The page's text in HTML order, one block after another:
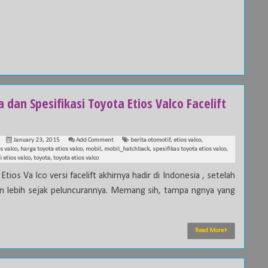
dan Spesifikasi Toyota Etios Valco Facelift
January 23, 2015 Add Comment berita otomotif,etios valco,
valco, harga toyota etios valco, mobil , mobil_hatchback, spesifikas toyota etios valco,
etios valco,toyota,toyota etios valco
Va lco versi facelift akhirnya hadir di Indonesia , setelah
lebih sejak peluncurannya. Memang sih, tampa ngnya yang
Read More